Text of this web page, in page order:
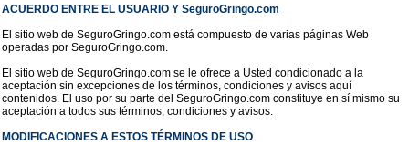
ACUERDO ENTRE EL USUARIO Y SeguroGringo.com
El sitio web de SeguroGringo.com está compuesto de varias páginas Web
operadas por SeguroGringo.com.
El sitio web de SeguroGringo.com se le ofrece a Usted condicionado a la
aceptación sin excepciones de los términos, condiciones y avisos aquí
contenidos. El uso por su parte del SeguroGringo.com constituye en sí mismo su
aceptación a todos sus términos, condiciones y avisos.
MODIFICACIONES A ESTOS TÉRMINOS DE USO